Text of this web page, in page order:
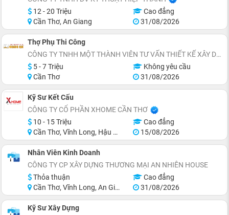
12 - 20 Triệu
Cao đẳng
Cần Thơ, An Giang
31/08/2026
Thợ Phụ Thi Công
CÔNG TY TNHH MỘT THÀNH VIÊN TƯ VẤN THIẾT KẾ XÂY DỰNG HOÀNG QUI
5 - 7 Triệu
Không yêu cầu
Cần Thơ
31/08/2026
Kỹ Sư Kết Cấu
CÔNG TY CỔ PHẦN XHOME CẦN THƠ
10 - 15 Triệu
Cao đẳng
Cần Thơ, Vĩnh Long, Hậu Giang, Sóc Trăng
15/08/2026
Nhân Viên Kinh Doanh
CÔNG TY CP XÂY DỰNG THƯƠNG MẠI AN NHIÊN HOUSE
Thỏa thuận
Cao đẳng
Cần Thơ, Vĩnh Long, An Giang, Đồng Tháp, Cà Mau, Long An
31/08/2026
Kỹ Sư Xây Dựng